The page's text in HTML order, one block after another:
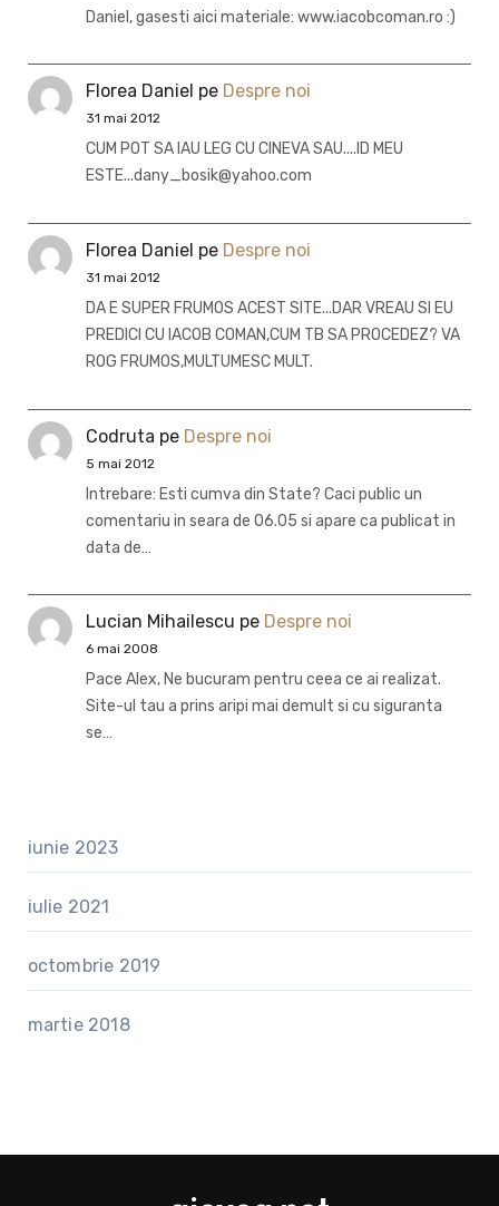
Daniel, gasesti aici materiale: www.iacobcoman.ro :)
Florea Daniel pe Despre noi
31 mai 2012
CUM POT SA IAU LEG CU CINEVA SAU....ID MEU
ESTE...dany_bosik@yahoo.com
Florea Daniel pe Despre noi
31 mai 2012
DA E SUPER FRUMOS ACEST SITE...DAR VREAU SI EU
PREDICI CU IACOB COMAN,CUM TB SA PROCEDEZ? VA
ROG FRUMOS,MULTUMESC MULT.
Codruta pe Despre noi
5 mai 2012
Intrebare: Esti cumva din State? Caci public un
comentariu in seara de 06.05 si apare ca publicat in
data de…
Lucian Mihailescu pe Despre noi
6 mai 2008
Pace Alex, Ne bucuram pentru ceea ce ai realizat.
Site-ul tau a prins aripi mai demult si cu siguranta
se…
iunie 2023
iulie 2021
octombrie 2019
martie 2018